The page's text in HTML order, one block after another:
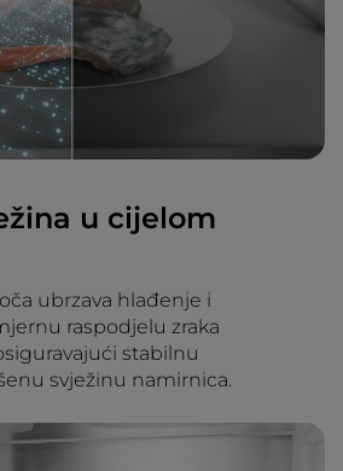
u cijelom
ubrzava hlađenje i
raspodjelu zraka
stabilnu
svježinu namirnica.